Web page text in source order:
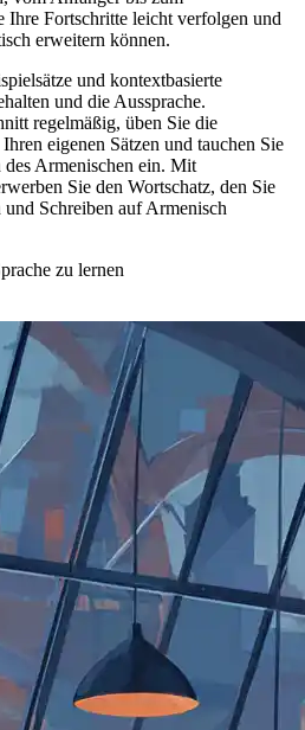
Ihre Fortschritte leicht verfolgen und
erweitern können.
und kontextbasierte
und die Aussprache.
regelmäßig, üben Sie die
eigenen Sätzen und tauchen Sie
Armenischen ein. Mit
Sie den Wortschatz, den Sie
Schreiben auf Armenisch
zu lernen